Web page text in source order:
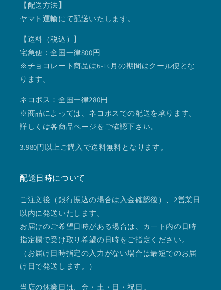
【配送方法】
ヤマト運輸にて配送いたします。
【送料（税込）】
宅急便：全国一律800円
※チョコレート商品は6-10月の期間はクール便とな
ります。
ネコポス：全国一律280円
※商品によっては、ネコポスでの配送を承ります。
詳しくは各商品ページをご確認下さい。
3.980円以上ご購入で送料無料となります。
配送日時について
ご注文後（銀行振込の場合は入金確認後）、2営業日
以内に発送いたします。
お届けのご希望日時がある場合は、カート内の日時
指定欄で受け取り希望の日時をご指定ください。
（お届け日時指定の入力がない場合は最短でのお届
け日で発送します。）
当店の休業日は、金・土・日・祝日。